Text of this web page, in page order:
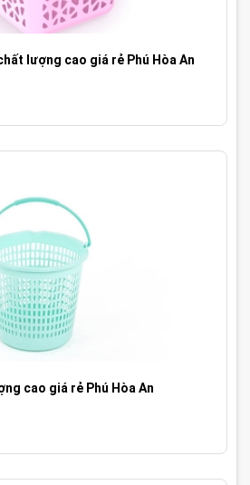
lượng cao giá rẻ Phú Hòa An
cao giá rẻ Phú Hòa An